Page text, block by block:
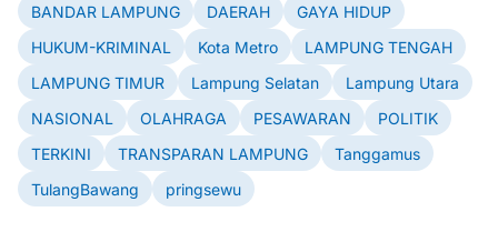
BANDAR LAMPUNG DAERAH
GAYA HIDUP
HUKUM-KRIMINAL
Kota Metro
LAMPUNG TENGAH
LAMPUNG TIMUR
Lampung Selatan
Lampung Utara
NASIONAL
OLAHRAGA PESAWARAN
POLITIK
TERKINI
TRANSPARAN LAMPUNG
Tanggamus
TulangBawang
pringsewu